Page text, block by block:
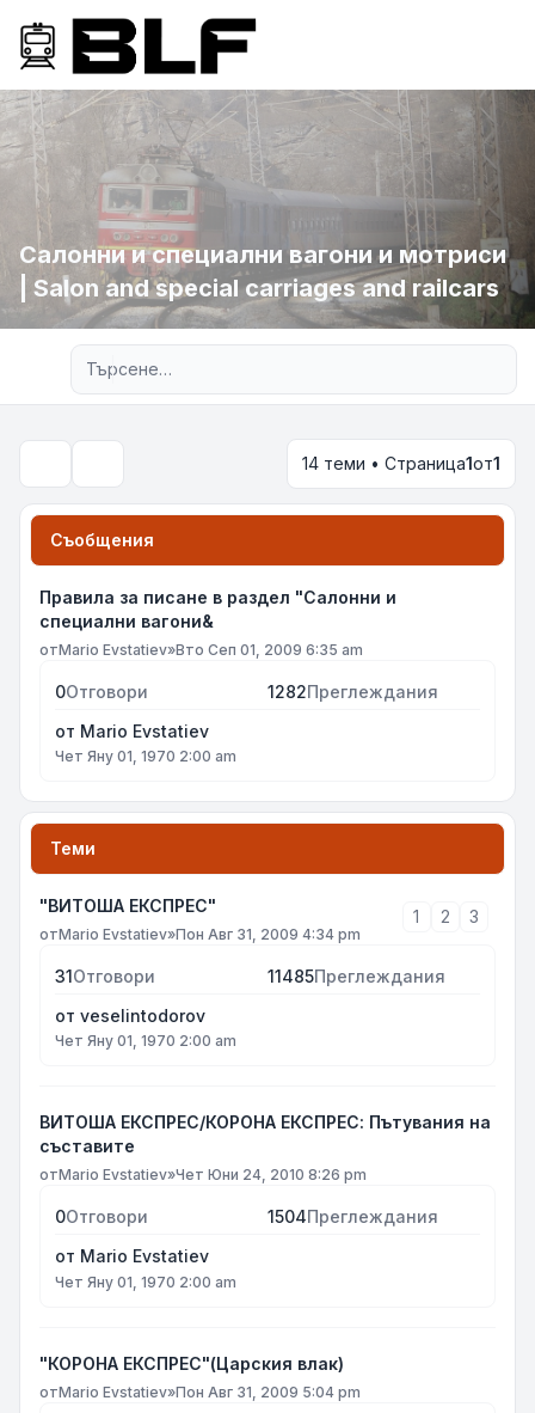
Салонни и специални вагони и мотриси
| Salon and special carriages and railcars
14 теми • Страница1от1
Съобщения
Правила за писане в раздел "Салонни и
специални вагони&
отMario Evstatiev»Вто Сеп 01, 2009 6:35 am
0Отговори 1282Преглеждания
от Mario Evstatiev
Чет Яну 01, 1970 2:00 am
Теми
"ВИТОША ЕКСПРЕС"
отMario Evstatiev»Пон Авг 31, 2009 4:34 pm
1 2 3
31Отговори 11485Преглеждания
от veselintodorov
Чет Яну 01, 1970 2:00 am
ВИТОША ЕКСПРЕС/КОРОНА ЕКСПРЕС: Пътувания на
съставите
отMario Evstatiev»Чет Юни 24, 2010 8:26 pm
0Отговори 1504Преглеждания
от Mario Evstatiev
Чет Яну 01, 1970 2:00 am
"КОРОНА ЕКСПРЕС"(Царския влак)
отMario Evstatiev»Пон Авг 31, 2009 5:04 pm